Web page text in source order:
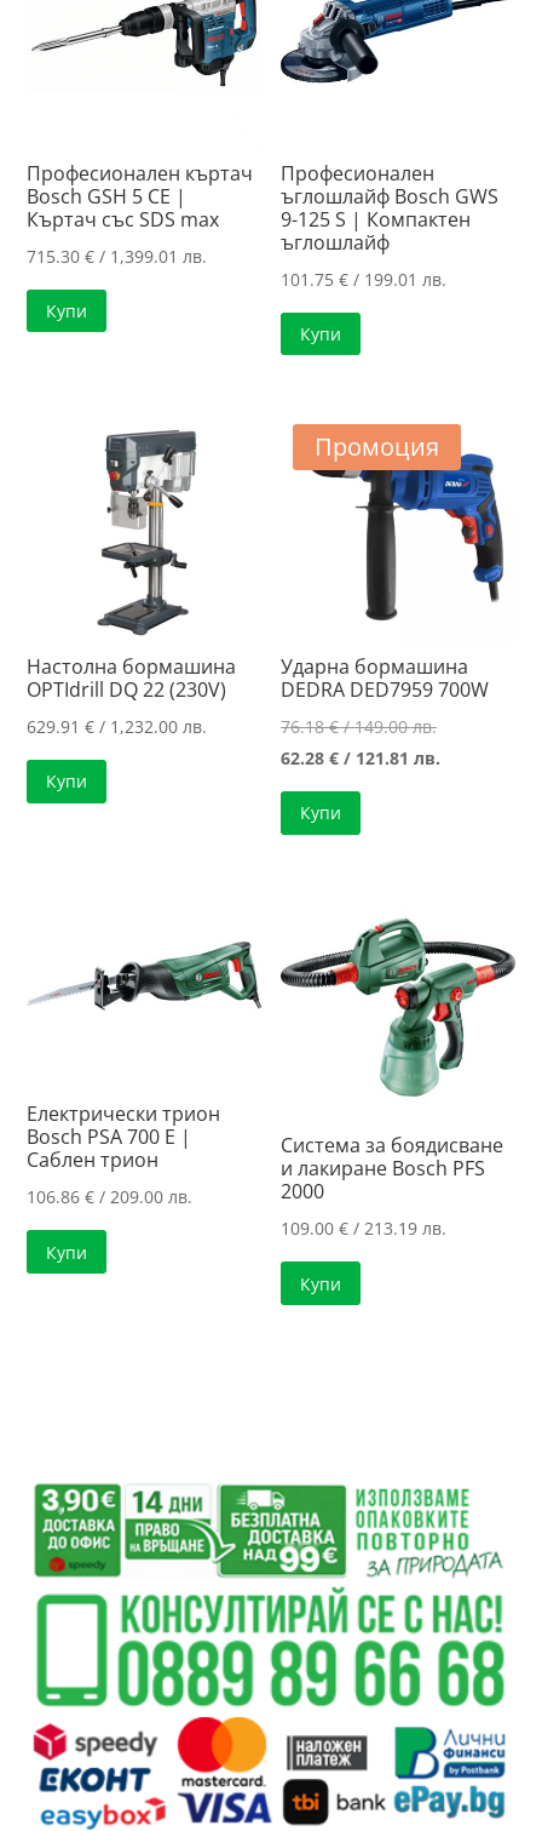
Професионален къртач
Bosch GSH 5 CE |
Къртач със SDS max
715.30€ / 1,399.01 лв.
Купи
Професионален
ъглошлайф Bosch GWS
9-125 S | Компактен
ъглошлайф
101.75€ / 199.01 лв.
Купи
Настолна бормашина
OPTIdrill DQ 22 (230V)
629.91€ / 1,232.00 лв.
Купи
Промоция
Ударна бормашина
DEDRA DED7959 700W
76.18€/ 149.00 лв.Original
price
62.28€ / 121.81 лв.
Купи
Електрически трион
Bosch PSA 700 E |
Саблен трион
106.86€ / 209.00 лв.
Купи
Система за боядисване
и лакиране Bosch PFS
2000
109.00€ / 213.19 лв.
Купи